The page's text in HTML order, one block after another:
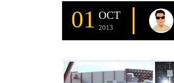
01 OCT
2013